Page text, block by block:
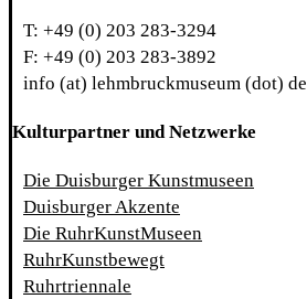
T: +49 (0) 203 283-3294
F: +49 (0) 203 283-3892
info (at) lehmbruckmuseum (dot) de
Kulturpartner und Netzwerke
Die Duisburger Kunstmuseen
Duisburger Akzente
Die RuhrKunstMuseen
RuhrKunstbewegt
Ruhrtriennale